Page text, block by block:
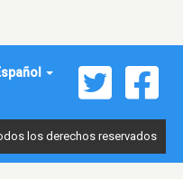
los derechos reservados